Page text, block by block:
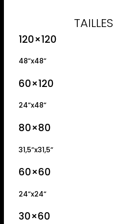
TAILLES
120×120
48”x48”
60×120
24”x48”
80×80
31,5”x31,5”
60×60
24”x24”
30×60